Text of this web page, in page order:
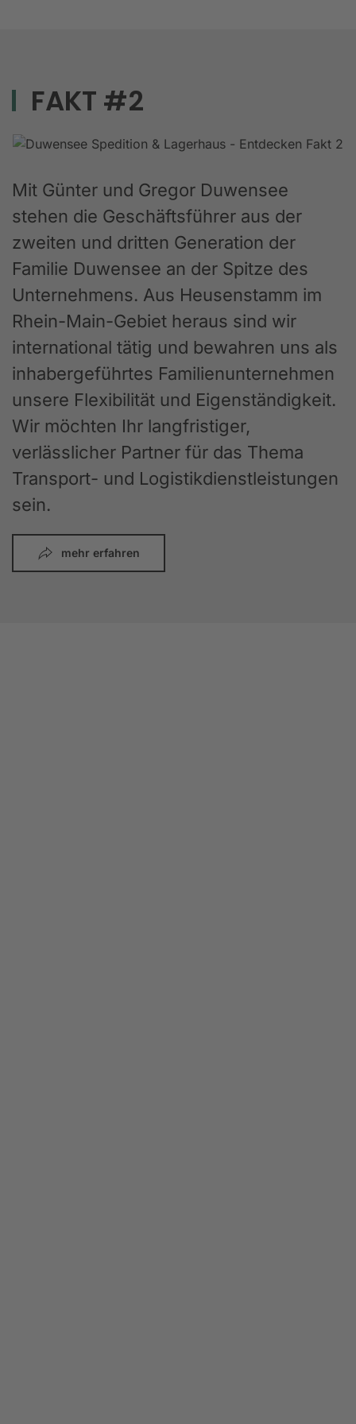
FAKT #2
Mit Günter und Gregor Duwensee
stehen die Geschäftsführer aus der
zweiten und dritten Generation der
Familie Duwensee an der Spitze des
Unternehmens. Aus Heusenstamm im
Rhein-Main-Gebiet heraus sind wir
international tätig und bewahren uns als
inhabergeführtes Familienunternehmen
unsere Flexibilität und Eigenständigkeit.
Wir möchten Ihr langfristiger,
verlässlicher Partner für das Thema
Transport- und Logistikdienstleistungen
sein.
mehr erfahren